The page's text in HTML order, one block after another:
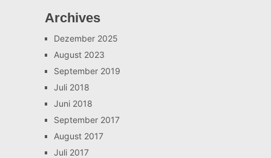
Archives
Dezember 2025
August 2023
September 2019
Juli 2018
Juni 2018
September 2017
August 2017
Juli 2017